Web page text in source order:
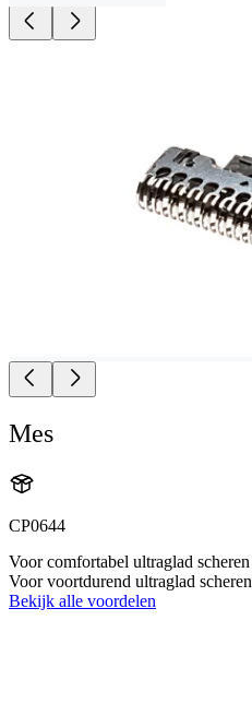
Mes
CP0644
Voor comfortabel ultraglad scheren
Voor voortdurend ultraglad scheren
Bekijk alle voordelen